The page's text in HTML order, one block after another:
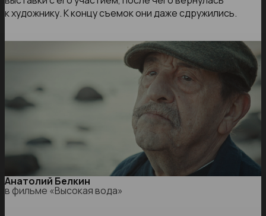
к художнику. К концу съемок они даже сдружились.
Анатолий Белкин
в фильме «Высокая вода»